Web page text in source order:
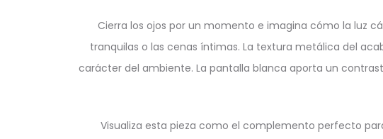
Cierra los ojos por un momento e imagina cómo la luz
tranquilas o las cenas íntimas. La textura metálica del
carácter del ambiente. La pantalla blanca aporta un
Visualiza esta pieza como el complemento perfecto